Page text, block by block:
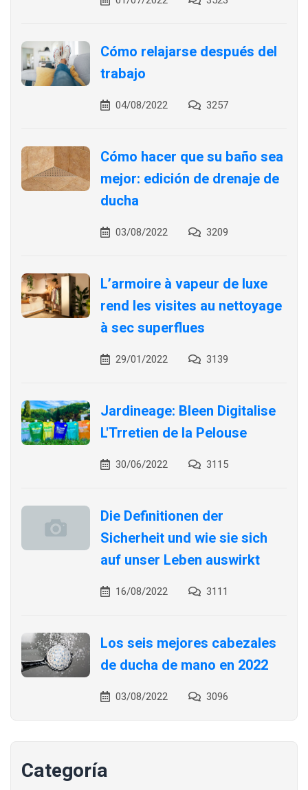
Cómo relajarse después del
trabajo
04/08/2022 3257
Cómo hacer que su baño sea
mejor: edición de drenaje de
ducha
03/08/2022 3209
L’armoire à vapeur de luxe
rend les visites au nettoyage
à sec superflues
29/01/2022 3139
Jardineage: Bleen Digitalise
L'Trretien de la Pelouse
30/06/2022 3115
Die Definitionen der
Sicherheit und wie sie sich
auf unser Leben auswirkt
16/08/2022 3111
Los seis mejores cabezales
de ducha de mano en 2022
03/08/2022 3096
Categoría